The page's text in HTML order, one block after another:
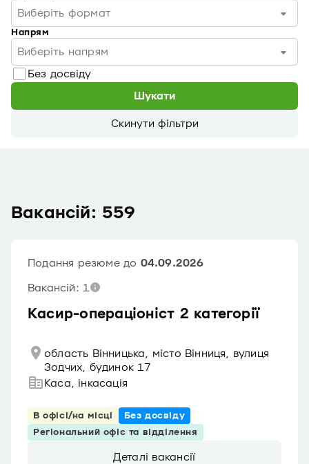
Виберіть формат
Напрям
Виберіть напрям
Без досвіду
Шукати
Скинути фільтри
Вакансій: 559
Касир-операціоніст 2 категорії
Подання резюме до 04.09.2026
Вакансій: 1
область Вінницька, місто Вінниця, вулиця
Зодчих, будинок 17
Каса, інкасація
В офісі/на місці
Без досвіду
Регіональний офіс та відділення
Деталі вакансії